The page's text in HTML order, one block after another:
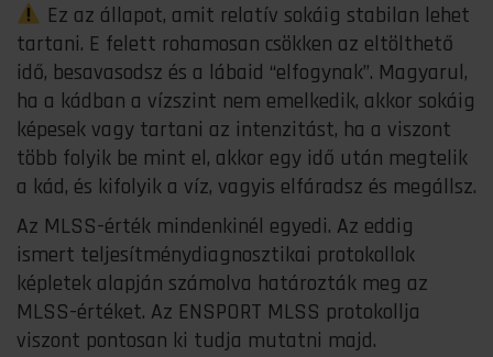
Ez az állapot, amit relatív sokáig stabilan lehet
tartani. E felett rohamosan csökken az eltölthető
idő, besavasodsz és a lábaid “elfogynak”. Magyarul,
ha a kádban a vízszint nem emelkedik, akkor sokáig
képesek vagy tartani az intenzitást, ha a viszont
több folyik be mint el, akkor egy idő után megtelik
a kád, és kifolyik a víz, vagyis elfáradsz és megállsz.
Az MLSS-érték mindenkinél egyedi. Az eddig
ismert teljesítménydiagnosztikai protokollok
képletek alapján számolva határozták meg az
MLSS-értéket. Az ENSPORT MLSS protokollja
viszont pontosan ki tudja mutatni majd.